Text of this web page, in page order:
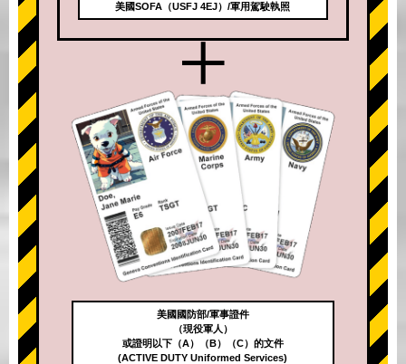
美國SOFA（USFJ 4EJ）/軍用駕駛執照
+
美國國防部/軍事證件
（現役軍人）
或證明以下（A）（B）（C）的文件
(ACTIVE DUTY Uniformed Services)